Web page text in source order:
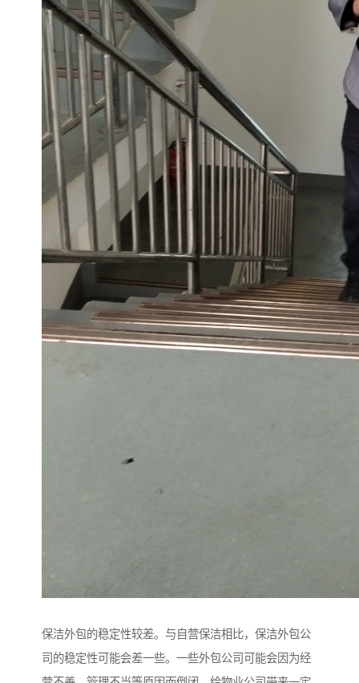
保洁外包的稳定性较差。与自营保洁相比，保洁外包公
司的稳定性可能会差一些。一些外包公司可能会因为经